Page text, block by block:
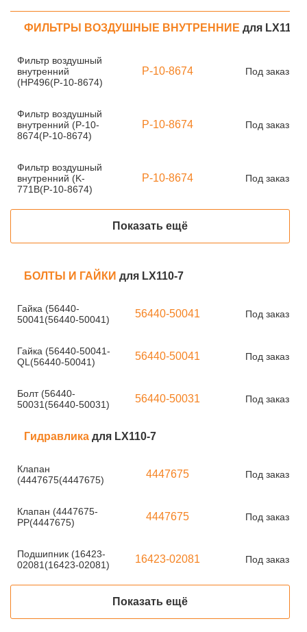
ФИЛЬТРЫ ВОЗДУШНЫЕ ВНУТРЕННИЕ для LX110-7
Фильтр воздушный
внутренний
(HP496(P-10-8674)
P-10-8674 Под заказ
Фильтр воздушный
внутренний (P-10-
8674(P-10-8674)
P-10-8674 Под заказ
Фильтр воздушный
внутренний (K-
771B(P-10-8674)
P-10-8674 Под заказ
Показать ещё
БОЛТЫ И ГАЙКИ для LX110-7
Гайка (56440-
50041(56440-50041)
56440-50041 Под заказ
Гайка (56440-50041-
QL(56440-50041)
56440-50041 Под заказ
Болт (56440-
50031(56440-50031)
56440-50031 Под заказ
Гидравлика для LX110-7
Клапан
(4447675(4447675)
4447675 Под заказ
Клапан (4447675-
PP(4447675)
4447675 Под заказ
Подшипник (16423-
02081(16423-02081)
16423-02081 Под заказ
Показать ещё